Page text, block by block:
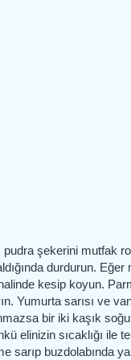
şekerini mutfak
durdurun.
kesip koyun.
Yumurta sarısı ve
bir iki kaşık
elinizin sıcaklığı ile
sarıp buzdolabında